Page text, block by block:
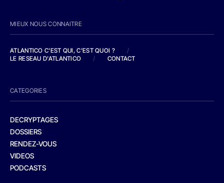
MIEUX NOUS CONNAITRE
ATLANTICO C'EST QUI, C'EST QUOI ?
/
LE RESEAU D'ATLANTICO
/ CONTACT
CATEGORIES
DECRYPTAGES
DOSSIERS
RENDEZ-VOUS
VIDEOS
PODCASTS